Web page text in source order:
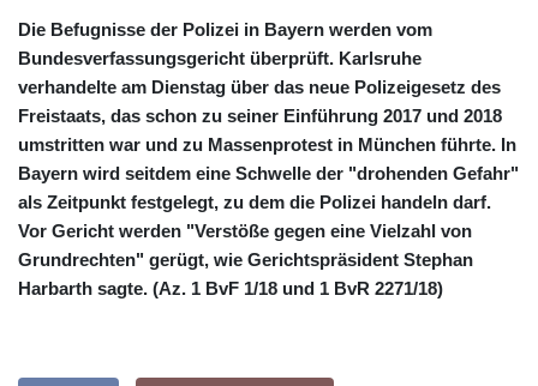
Die Befugnisse der Polizei in Bayern werden vom
Bundesverfassungsgericht überprüft. Karlsruhe
verhandelte am Dienstag über das neue Polizeigesetz des
Freistaats, das schon zu seiner Einführung 2017 und 2018
umstritten war und zu Massenprotest in München führte. In
Bayern wird seitdem eine Schwelle der "drohenden Gefahr"
als Zeitpunkt festgelegt, zu dem die Polizei handeln darf.
Vor Gericht werden "Verstöße gegen eine Vielzahl von
Grundrechten" gerügt, wie Gerichtspräsident Stephan
Harbarth sagte. (Az. 1 BvF 1/18 und 1 BvR 2271/18)